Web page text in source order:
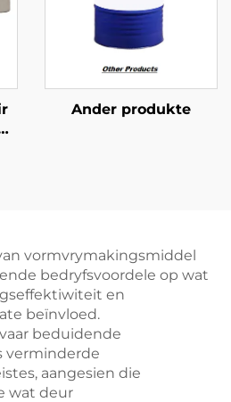
Ander produkte
vormvrymakingsmiddel
bedryfsvoordele op wat
en
beïnvloed.
beduidende
verminderde
aangesien die
wat deur